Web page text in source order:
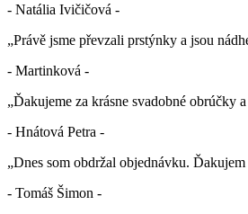
- Natália Ivičičová -
„Právě jsme převzali prstýnky a jsou
- Martinková -
„Ďakujeme za krásne svadobné obrúčky
- Hnátová Petra -
„Dnes som obdržal objednávku.
- Tomáš Šimon -